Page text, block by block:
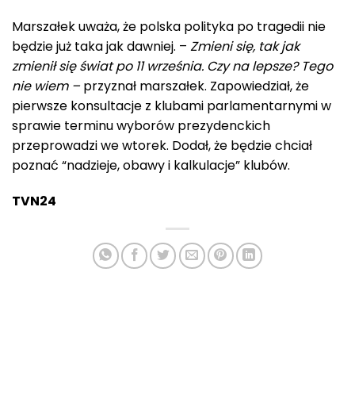
Marszałek uważa, że polska polityka po tragedii nie
będzie już taka jak dawniej. – Zmieni się, tak jak
zmienił się świat po 11 września. Czy na lepsze? Tego
nie wiem – przyznał marszałek. Zapowiedział, że
pierwsze konsultacje z klubami parlamentarnymi w
sprawie terminu wyborów prezydenckich
przeprowadzi we wtorek. Dodał, że będzie chciał
poznać “nadzieje, obawy i kalkulacje” klubów.
TVN24